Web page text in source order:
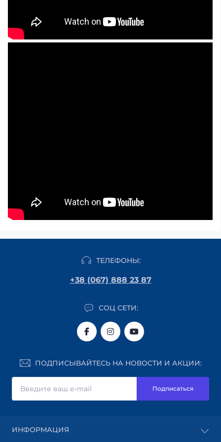
ТЕЛЕФОНЫ:
+38 (067) 888 23 87
СОЦ СЕТИ:
ПОДПИСЫВАЙТЕСЬ НА НОВОСТИ И АКЦИИ:
Подписаться
ИНФОРМАЦИЯ